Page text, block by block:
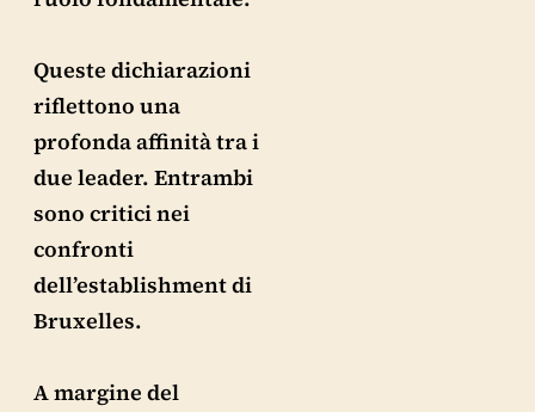
Queste dichiarazioni
riflettono una
profonda affinità tra i
due leader. Entrambi
sono critici nei
confronti
dell’establishment di
Bruxelles.
A margine del